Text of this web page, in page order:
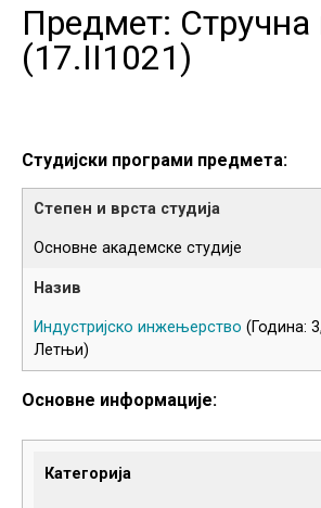
Предмет: Стручна
(17.II1021)
Студијски програми предмета:
Основне академске студије
Индустријско инжењерство (Година:
Летњи)
Основне информације:
Категорија